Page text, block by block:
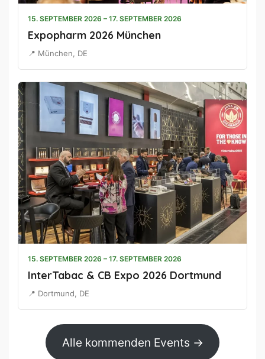
15. SEPTEMBER 2026 – 17. SEPTEMBER 2026
Expopharm 2026 München
📍 München, DE
15. SEPTEMBER 2026 – 17. SEPTEMBER 2026
InterTabac & CB Expo 2026 Dortmund
📍 Dortmund, DE
Alle kommenden Events →